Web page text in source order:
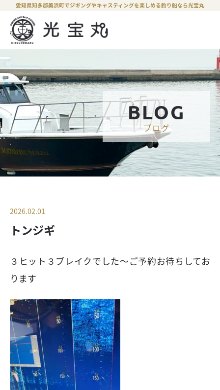
愛知県知多郡美浜町でジギングやキャスティングを楽しめる釣り船なら光宝丸
BLOG
ブログ
2026.02.01
トンジギ
３ヒット３ブレイクでした〜ご予約お待ちしてお
ります